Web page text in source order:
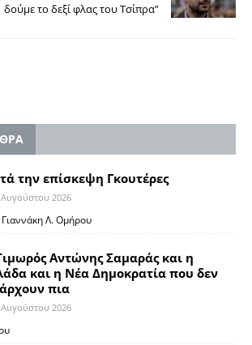
δούμε το δεξί φλας του Τσίπρα”
την επίσκεψη Γκουτέρες
2026
Λ. Ομήρου
Αντώνης Σαμαράς και η
και η Νέα Δημοκρατία που δεν
πια
2026